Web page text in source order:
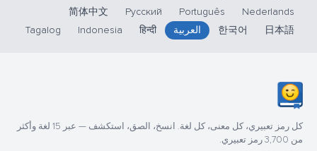
Nederlands
Português
Русский
简体中文
日本語
한국어 العربية हिन्दी
Indonesia
Tagalog
كل رمز تعبيري، كل معنى، كل لغة. انسخ، الصق، استكشف — عبر 15 لغة وأكثر
من 3,700 رمز تعبيري.